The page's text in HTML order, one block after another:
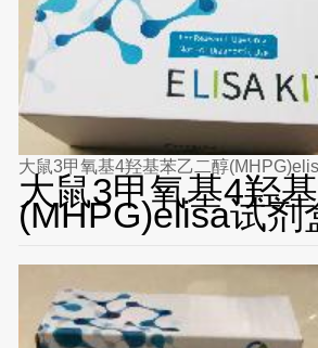
大鼠3甲氧基4羟基苯乙二醇
大鼠3甲氧基4羟
(MHPG)elisa试剂